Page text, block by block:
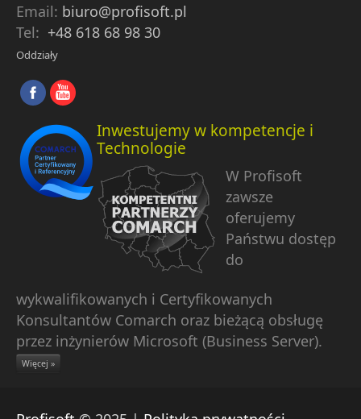
Email: biuro@profisoft.pl
Tel: +48 618 68 98 30
Oddziały
Inwestujemy w kompetencje i
Technologie
W Profisoft
zawsze
oferujemy
Państwu dostęp
do
wykwalifikowanych i Certyfikowanych
Konsultantów Comarch oraz bieżącą obsługę
przez inżynierów Microsoft (Business Server).
Więcej »